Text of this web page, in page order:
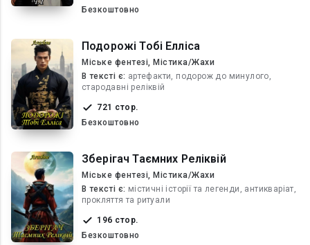
Безкоштовно
Подорожі Тобі Елліса
Міське фентезі, Містика/Жахи
В текcті є: артефакти, подорож до минулого,
стародавні реліквій
721 стор.
Безкоштовно
Зберігач Таємних Реліквій
Міське фентезі, Містика/Жахи
В текcті є: містичні історії та легенди, антикваріат,
прокляття та ритуали
196 стор.
Безкоштовно